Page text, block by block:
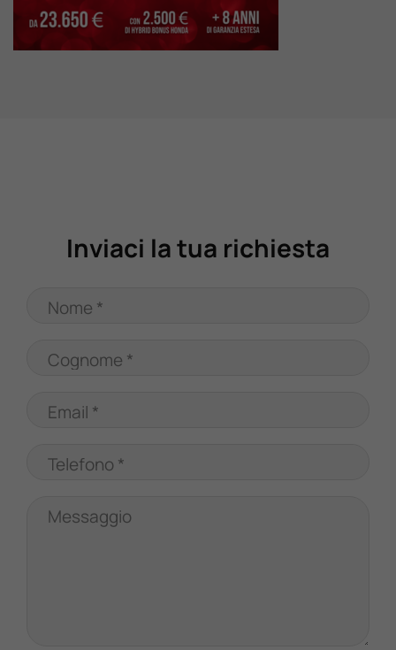
Valuta Il Tuo Usato
Inviaci la tua richiesta
Nome *
Cognome *
Email *
Telefono *
Messaggio